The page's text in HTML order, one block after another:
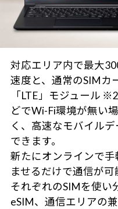
対応エリア内で最大
速度と、通常のSIMカ
「LTE」モジュール
どでWi-Fi環境が無い
く、高速なモバイル
できます。
新たにオンラインで
ませるだけで通信が
それぞれのSIMを使い
eSIM、通信エリアの